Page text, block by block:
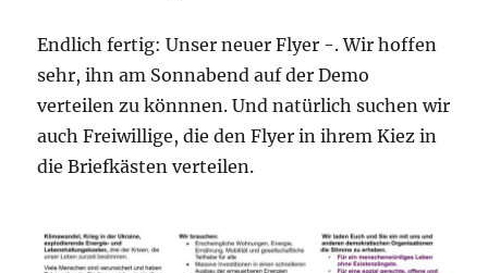
Endlich fertig: Unser neuer Flyer -. Wir hoffen
sehr, ihn am Sonnabend auf der Demo
verteilen zu könnnen. Und natürlich suchen wir
auch Freiwillige, die den Flyer in ihrem Kiez in
die Briefkästen verteilen.